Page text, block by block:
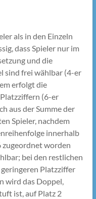
als in den Einzeln
dass Spieler nur im
und die
sind frei wählbar (4-er
erfolgt die
(6-er
aus der Summe der
Spieler, nachdem
innerhalb
zugeordnet worden
bei den restlichen
Platzziffer
wird das Doppel,
ist, auf Platz 2